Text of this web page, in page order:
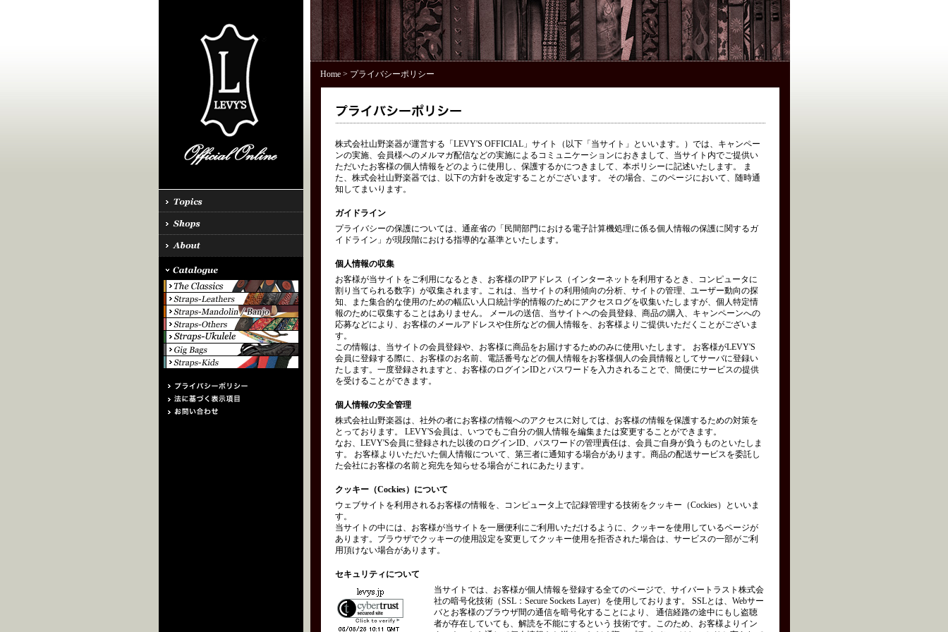
Home> プライバシーポリシー
株式会社山野楽器が運営する「LEVY'S OFFICIAL」サイト（以下「当サイト」といいます。）では、キャンペー
ンの実施、会員様へのメルマガ配信などの実施によるコミュニケーションにおきまして、当サイト内でご提供い
ただいたお客様の個人情報をどのように使用し、保護するかにつきまして、本ポリシーに記述いたします。 ま
た、株式会社山野楽器では、以下の方針を改定することがございます。 その場合、このページにおいて、随時通
知してまいります。
ガイドライン
プライバシーの保護については、通産省の「民間部門における電子計算機処理に係る個人情報の保護に関するガ
イドライン」が現段階における指導的な基準といたします。
個人情報の収集
お客様が当サイトをご利用になるとき、お客様のIPアドレス（インターネットを利用するとき、コンピュータに
割り当てられる数字）が収集されます。これは、当サイトの利用傾向の分析、サイトの管理、ユーザー動向の探
知、また集合的な使用のための幅広い人口統計学的情報のためにアクセスログを収集いたしますが、個人特定情
報のために収集することはありません。 メールの送信、当サイトへの会員登録、商品の購入、キャンペーンへの
応募などにより、お客様のメールアドレスや住所などの個人情報を、お客様よりご提供いただくことがございま
す。
この情報は、当サイトの会員登録や、お客様に商品をお届けするためのみに使用いたします。 お客様がLEVY'S
会員に登録する際に、お客様のお名前、電話番号などの個人情報をお客様個人の会員情報としてサーバに登録い
たします。一度登録されますと、お客様のログインIDとパスワードを入力されることで、簡便にサービスの提供
を受けることができます。
個人情報の安全管理
株式会社山野楽器は、社外の者にお客様の情報へのアクセスに対しては、お客様の情報を保護するための対策を
とっております。 LEVY'S会員は、いつでもご自分の個人情報を編集または変更することができます。
なお、LEVY'S会員に登録された以後のログインID、パスワードの管理責任は、会員ご自身が負うものといたしま
す。 お客様よりいただいた個人情報について、第三者に通知する場合があります。商品の配送サービスを委託し
た会社にお客様の名前と宛先を知らせる場合がこれにあたります。
クッキー（Cockies）について
ウェブサイトを利用されるお客様の情報を、コンピュータ上で記録管理する技術をクッキー（Cockies）といいま
す。
当サイトの中には、お客様が当サイトを一層便利にご利用いただけるように、クッキーを使用しているページが
あります。ブラウザでクッキーの使用設定を変更してクッキー使用を拒否された場合は、サービスの一部がご利
用頂けない場合があります。
セキュリティについて
当サイトでは、お客様が個人情報を登録する全てのページで、サイバートラスト株式会
社の暗号化技術（SSL：Secure Sockets Layer）を使用しております。 SSLとは、Webサー
バとお客様のブラウザ間の通信を暗号化することにより、 通信経路の途中にもし盗聴
者が存在していても、解読を不能にするという 技術です。このため、お客様よりイン